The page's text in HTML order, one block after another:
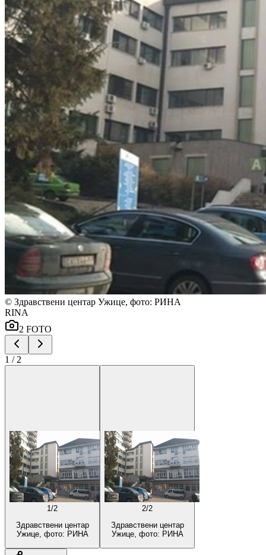
© Здравствени центар Ужице, фото: РИНА
RINA
2 FOTO
1 / 2
1 /2
Здравствени центар
Ужице, фото: РИНА
2/2
Здравствени центар
Ужице, фото: РИНА